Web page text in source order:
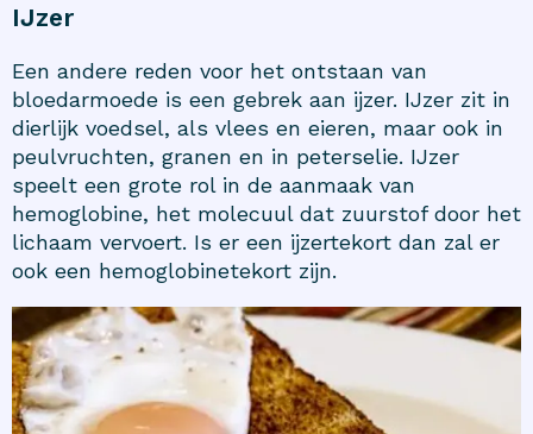
IJzer
Een andere reden voor het ontstaan van
bloedarmoede is een gebrek aan ijzer. IJzer zit in
dierlijk voedsel, als vlees en eieren, maar ook in
peulvruchten, granen en in peterselie. IJzer
speelt een grote rol in de aanmaak van
hemoglobine, het molecuul dat zuurstof door het
lichaam vervoert. Is er een ijzertekort dan zal er
ook een hemoglobinetekort zijn.